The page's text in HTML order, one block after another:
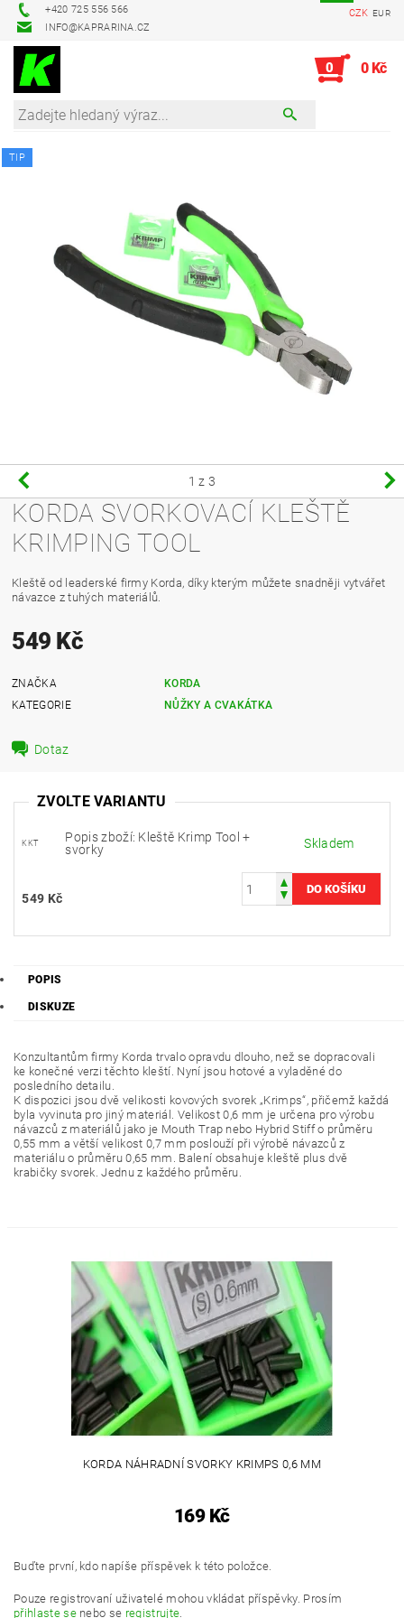
+420 725 556 566
INFO@KAPRARINA.CZ
CZK EUR
0 0 Kč
TIP
1 z 3
KORDA SVORKOVACÍ KLEŠTĚ
KRIMPING TOOL
Kleště od leaderské firmy Korda, díky kterým můžete snadněji vytvářet
návazce z tuhých materiálů.
549 Kč
ZNAČKA
KORDA
KATEGORIE
NŮŽKY A CVAKÁTKA
Dotaz
ZVOLTE VARIANTU
KKT
Popis zboží: Kleště Krimp Tool +
svorky
Skladem
549 Kč
POPIS
DISKUZE
Konzultantům firmy Korda trvalo opravdu dlouho, než se dopracovali
ke konečné verzi těchto kleští. Nyní jsou hotové a vyladěné do
posledního detailu.
K dispozici jsou dvě velikosti kovových svorek „Krimps“, přičemž každá
byla vyvinuta pro jiný materiál. Velikost 0,6 mm je určena pro výrobu
návazců z materiálů jako je Mouth Trap nebo Hybrid Stiff o průměru
0,55 mm a větší velikost 0,7 mm poslouží při výrobě návazců z
materiálu o průměru 0,65 mm. Balení obsahuje kleště plus dvě
krabičky svorek. Jednu z každého průměru.
KORDA NÁHRADNÍ SVORKY KRIMPS 0,6 MM
169 Kč
Buďte první, kdo napíše příspěvek k této položce.
Pouze registrovaní uživatelé mohou vkládat příspěvky. Prosím
přihlaste senebo se registrujte.